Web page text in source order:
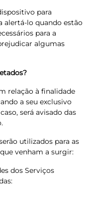
para
alertá-lo quando estão
para a
algumas
relação à finalidade
a seu exclusivo
será avisado das
utilizados para as
venham a surgir:
dos Serviços